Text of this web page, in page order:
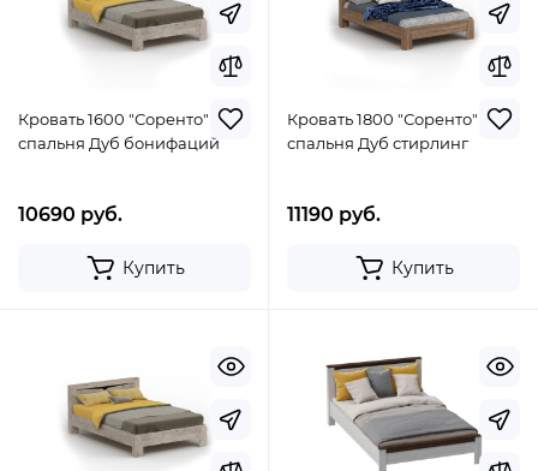
Кровать 1600 "Соренто"
спальня Дуб бонифаций
10690 руб.
Купить
Кровать 1800 "Соренто"
спальня Дуб стирлинг
11190 руб.
Купить